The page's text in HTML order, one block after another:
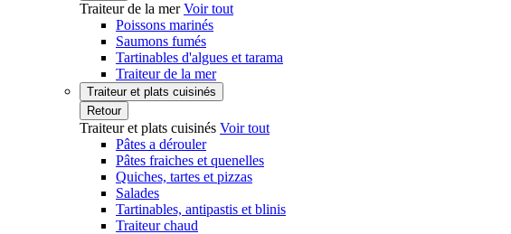
Traiteur de la merVoir tout
Poissons marinés
Saumons fumés
Tartinables d'algues et tarama
Traiteur de la mer
Traiteur et plats cuisinés
Retour
Traiteur et plats cuisinés Voir tout
Pâtes a dérouler
Pâtes fraiches et quenelles
Quiches, tartes et pizzas
Salades
Tartinables, antipastis et blinis
Traiteur chaud